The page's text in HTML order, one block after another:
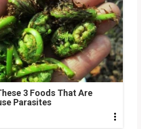
3 Foods That Are
Parasites